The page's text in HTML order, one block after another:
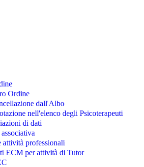
Ordine
dall'Albo
nell'elenco degli Psicoterapeuti
di dati
attività professionali
ECM per attività di Tutor